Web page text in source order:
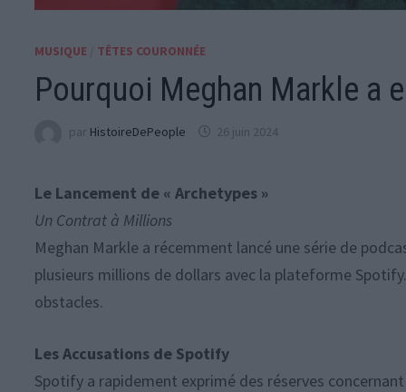
MUSIQUE TÊTES COURONNÉE
Pourquoi Meghan Markle a
par HistoireDePeople 26 juin 2024
Le Lancement de « Archetypes »
Un Contrat à Millions
Meghan Markle a récemment lancé une série de
plusieurs millions de dollars avec la plateforme
obstacles.
Les Accusations de Spotify
Spotify a rapidement exprimé des réserves